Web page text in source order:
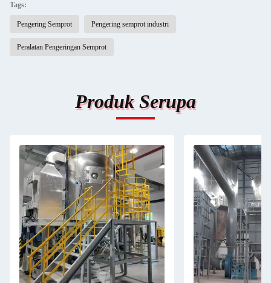
Tags:
Pengering Semprot Pengering semprot industri
Peralatan Pengeringan Semprot
Produk Serupa